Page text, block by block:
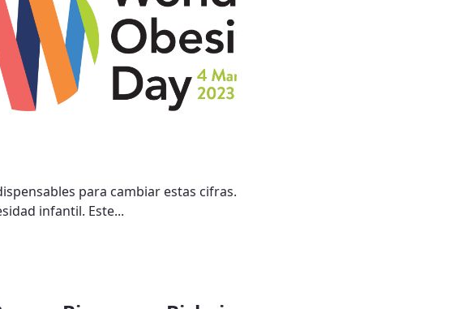
para cambiar estas cifras.
infantil. Este...